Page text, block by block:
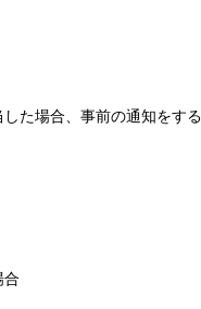
た場合、事前の通知を
合